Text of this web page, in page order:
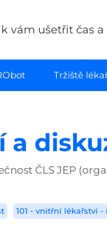
vám ušetřit čas a
Tržiště
a
ČLS JEP
101 - vnitřní lékařství -